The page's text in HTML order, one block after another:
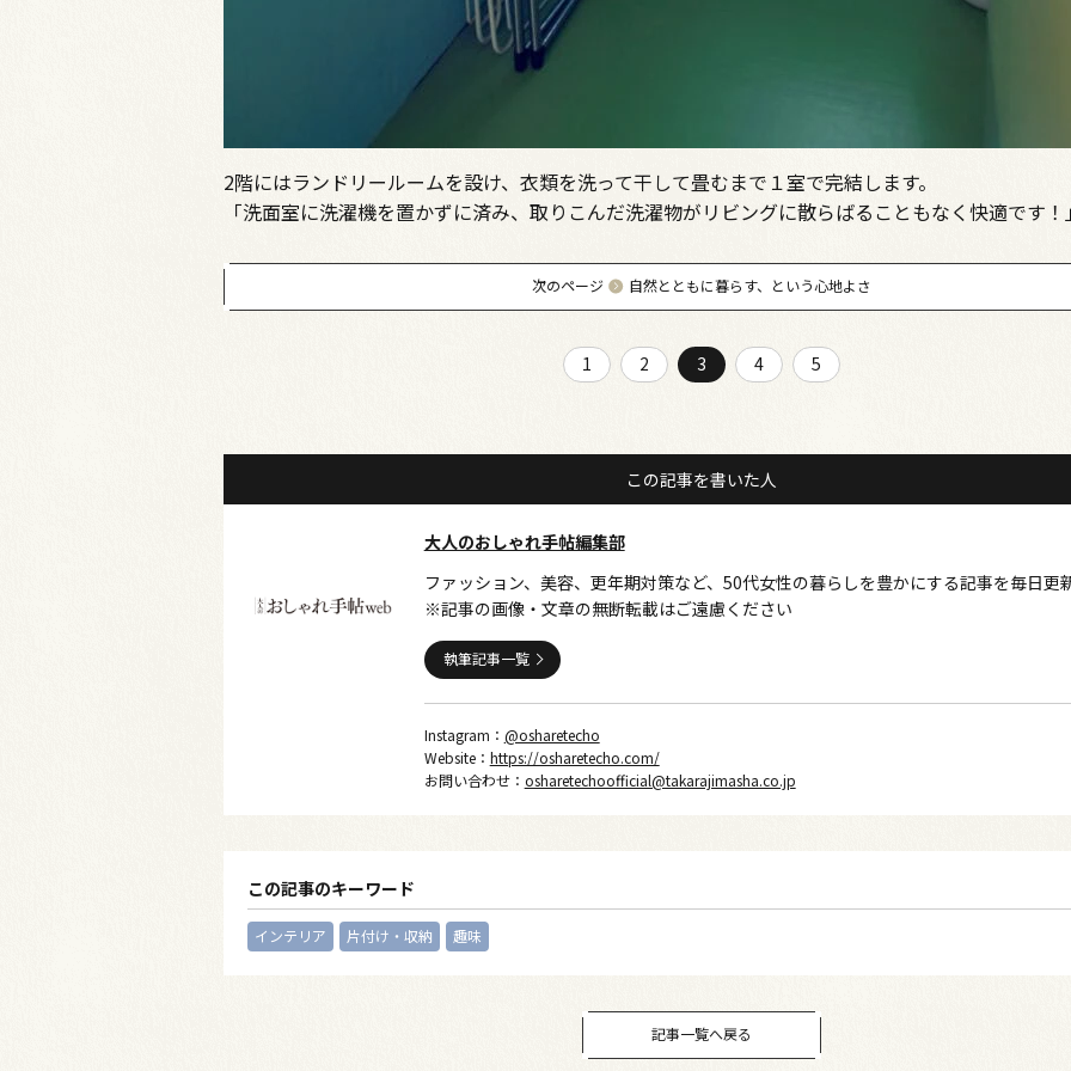
2階にはランドリールームを設け、衣類を洗って干して畳むまで１室で完結します。
「洗面室に洗濯機を置かずに済み、取りこんだ洗濯物がリビングに散らばることもなく快適です！
次のページ 自然とともに暮らす、という心地よさ
1 2 3 4 5
この記事を書いた人
大人のおしゃれ手帖編集部
ファッション、美容、更年期対策など、50代女性の暮らしを豊かにする記事を毎日更
※記事の画像・文章の無断転載はご遠慮ください
執筆記事一覧
Instagram： @osharetecho
Website： https://osharetecho.com/
お問い合わせ： osharetechoofficial@takarajimasha.co.jp
この記事のキーワード
インテリア 片付け・収納 趣味
記事一覧へ戻る